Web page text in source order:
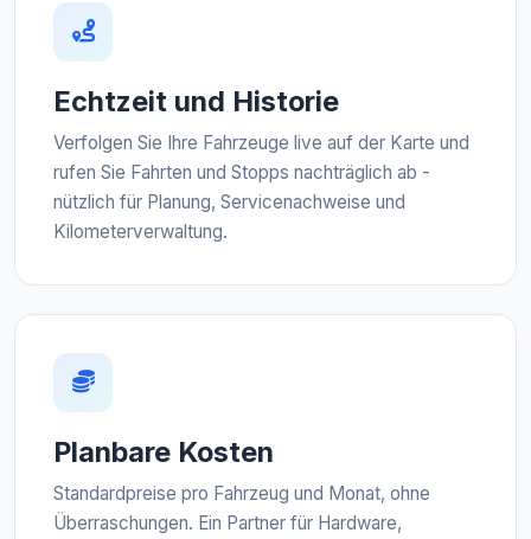
Echtzeit und Historie
Verfolgen Sie Ihre Fahrzeuge live auf der Karte und
rufen Sie Fahrten und Stopps nachträglich ab -
nützlich für Planung, Servicenachweise und
Kilometerverwaltung.
Planbare Kosten
Standardpreise pro Fahrzeug und Monat, ohne
Überraschungen. Ein Partner für Hardware,